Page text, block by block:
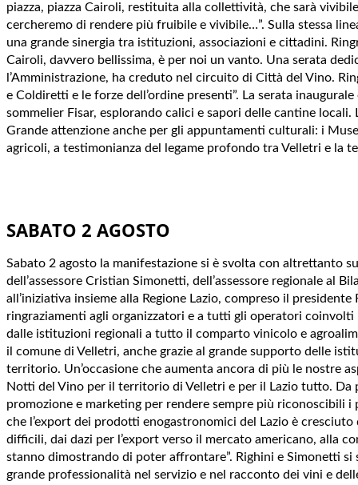
piazza, piazza Cairoli, restituita alla collettività, che sarà
cercheremo di rendere più fruibile e vivibile…”. Sulla stessa
una grande sinergia tra istituzioni, associazioni e cittadini.
Cairoli, davvero bellissima, è per noi un vanto. Una serata
l’Amministrazione, ha creduto nel circuito di Città del Vino.
e Coldiretti e le forze dell’ordine presenti”. La serata
sommelier Fisar, esplorando calici e sapori delle cantine
Grande attenzione anche per gli appuntamenti culturali: i
agricoli, a testimonianza del legame profondo tra Velletri e la
SABATO 2 AGOSTO
Sabato 2 agosto la manifestazione si è svolta con altrettanto
dell’assessore Cristian Simonetti, dell’assessore regionale al
all’iniziativa insieme alla Regione Lazio, compreso il
ringraziamenti agli organizzatori e a tutti gli operatori
dalle istituzioni regionali a tutto il comparto vinicolo e
il comune di Velletri, anche grazie al grande supporto delle
territorio. Un’occasione che aumenta ancora di più le nostre
Notti del Vino per il territorio di Velletri e per il Lazio tutto. Da
promozione e marketing per rendere sempre più riconoscibili
che l’export dei prodotti enogastronomici del Lazio è
difficili, dai dazi per l’export verso il mercato americano, alla
stanno dimostrando di poter affrontare”. Righini e Simonetti
grande professionalità nel servizio e nel racconto dei vini e